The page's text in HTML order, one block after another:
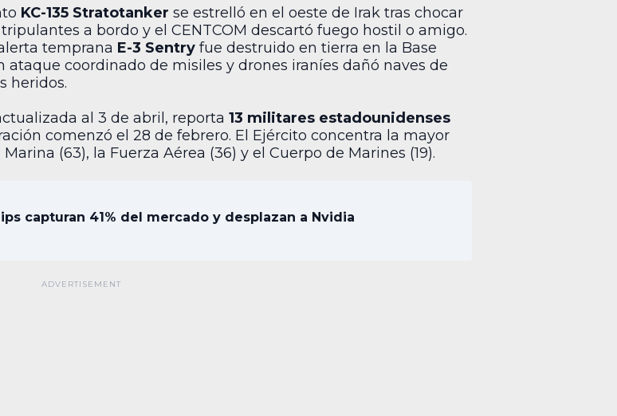
KC-135 Stratotanker se estrelló en el oeste de Irak tras chocar
a bordo y el CENTCOM descartó fuego hostil o amigo.
temprana E-3 Sentry fue destruido en tierra en la Base
ataque coordinado de misiles y drones iraníes dañó naves de
heridos.
al 3 de abril, reporta 13 militares estadounidenses
comenzó el 28 de febrero. El Ejército concentra la mayor
(63), la Fuerza Aérea (36) y el Cuerpo de Marines (19).
capturan 41% del mercado y desplazan a Nvidia